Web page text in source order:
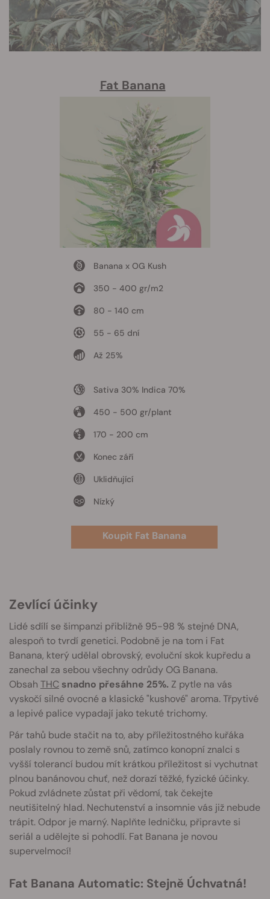
Fat Banana
Banana x OG Kush
350 - 400 gr/m2
80 - 140 cm
55 - 65 dní
Až 25%
Sativa 30% Indica 70%
450 - 500 gr/plant
170 - 200 cm
Konec září
Uklidňující
Nízký
Koupit Fat Banana
Zevlící účinky
Lidé sdílí se šimpanzi přibližně 95-98 % stejné DNA,
alespoň to tvrdí genetici. Podobně je na tom i Fat
Banana, který udělal obrovský, evoluční skok kupředu a
zanechal za sebou všechny odrůdy OG Banana.
Obsah THC snadno přesáhne 25%. Z pytle na vás
vyskočí silné ovocné a klasické "kushové" aroma. Třpytivé
a lepivé palice vypadají jako tekuté trichomy.
Pár tahů bude stačit na to, aby příležitostného kuřáka
poslaly rovnou to země snů, zatímco konopní znalci s
vyšší tolerancí budou mít krátkou příležitost si vychutnat
plnou banánovou chuť, než dorazí těžké, fyzické účinky.
Pokud zvládnete zůstat při vědomí, tak čekejte
neutišitelný hlad. Nechutenství a insomnie vás již nebude
trápit. Odpor je marný. Naplňte ledničku, připravte si
seriál a udělejte si pohodlí. Fat Banana je novou
supervelmocí!
Fat Banana Automatic: Stejně Úchvatná!